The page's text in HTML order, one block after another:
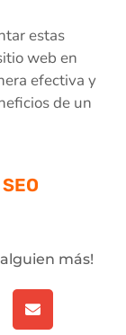
estas
web en
efectiva y
de un
más!